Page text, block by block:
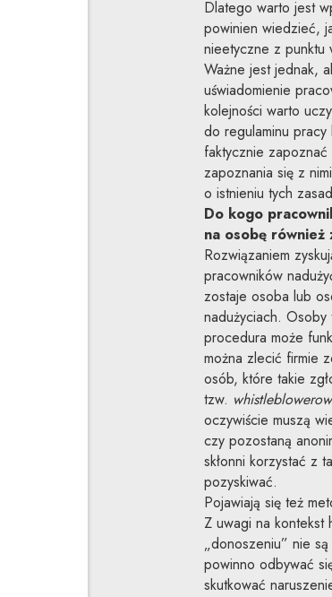
Dlatego warto jest
powinien wiedzieć,
nieetyczne z punktu
Ważne jest jednak,
uświadomienie
kolejności warto
do regulaminu
faktycznie
zapoznania się z
o istnieniu tych
Do kogo
na osobę również
Rozwiązaniem
pracowników
zostaje osoba lub
nadużyciach. Osoby
procedura może
można zlecić firmie
osób, które takie
tzw.
oczywiście muszą
czy pozostaną
skłonni korzystać z
pozyskiwać.
Pojawiają się też
Z uwagi na kontekst
„donoszeniu” nie
powinno odbywać
skutkować